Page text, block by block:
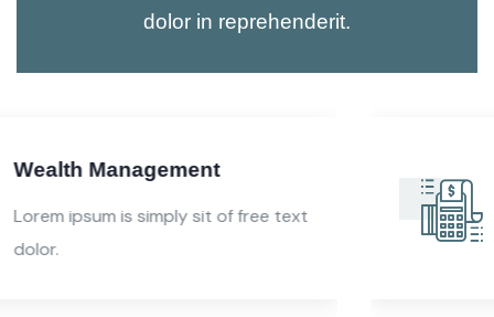
dolor in reprehenderit.
text
Lorem ipsum is simply sit